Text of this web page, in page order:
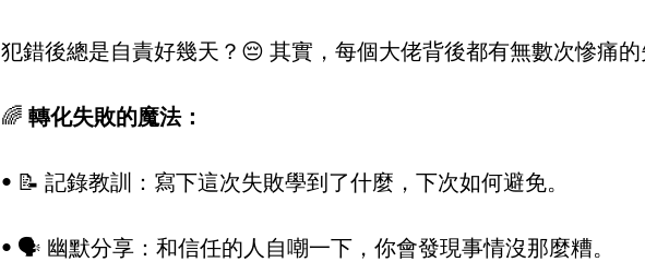
犯錯後總是自責好幾天？😔 其實，每個大佬背後都有無數次慘痛
🌈 轉化失敗的魔法：
• 📝 記錄教訓：寫下這次失敗學到了什麼，下次如何避免。
• 🗣️ 幽默分享：和信任的人自嘲一下，你會發現事情沒那麼糟。